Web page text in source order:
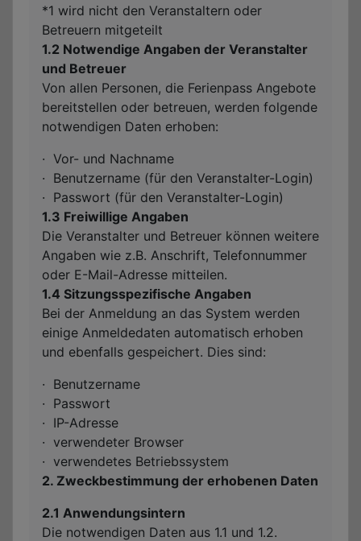
*1 wird nicht den Veranstaltern oder
Betreuern mitgeteilt
1.2 Notwendige Angaben der Veranstalter
und Betreuer
Von allen Personen, die Ferienpass Angebote
bereitstellen oder betreuen, werden folgende
notwendigen Daten erhoben:
· Vor- und Nachname
· Benutzername (für den Veranstalter-Login)
· Passwort (für den Veranstalter-Login)
1.3 Freiwillige Angaben
Die Veranstalter und Betreuer können weitere
Angaben wie z.B. Anschrift, Telefonnummer
oder E-Mail-Adresse mitteilen.
1.4 Sitzungsspezifische Angaben
Bei der Anmeldung an das System werden
einige Anmeldedaten automatisch erhoben
und ebenfalls gespeichert. Dies sind:
· Benutzername
· Passwort
· IP-Adresse
· verwendeter Browser
· verwendetes Betriebssystem
2. Zweckbestimmung der erhobenen Daten
2.1 Anwendungsintern
Die notwendigen Daten aus 1.1 und 1.2.